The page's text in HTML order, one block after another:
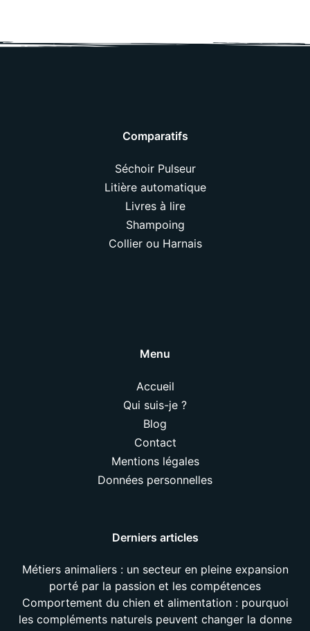
Comparatifs
Séchoir Pulseur
Litière automatique
Livres à lire
Shampoing
Collier ou Harnais
Menu
Accueil
Qui suis-je ?
Blog
Contact
Mentions légales
Données personnelles
Derniers articles
Métiers animaliers : un secteur en pleine expansion
porté par la passion et les compétences
Comportement du chien et alimentation : pourquoi
les compléments naturels peuvent changer la donne